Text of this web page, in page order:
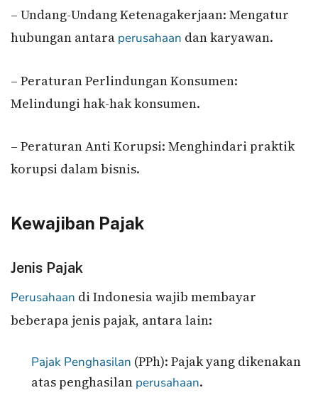
– Undang-Undang Ketenagakerjaan: Mengatur
hubungan antara perusahaan dan karyawan.
– Peraturan Perlindungan Konsumen:
Melindungi hak-hak konsumen.
– Peraturan Anti Korupsi: Menghindari praktik
korupsi dalam bisnis.
Kewajiban Pajak
Jenis Pajak
Perusahaan di Indonesia wajib membayar
beberapa jenis pajak, antara lain:
Pajak Penghasilan (PPh): Pajak yang dikenakan
atas penghasilan perusahaan.